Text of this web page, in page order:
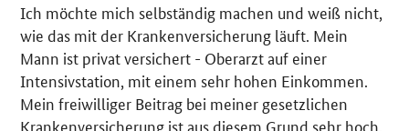
Ich möchte mich selbständig machen und weiß nicht,
wie das mit der Krankenversicherung läuft. Mein
Mann ist privat versichert - Oberarzt auf einer
Intensivstation, mit einem sehr hohen Einkommen.
Mein freiwilliger Beitrag bei meiner gesetzlichen
Krankenversicherung ist aus diesem Grund sehr hoch.